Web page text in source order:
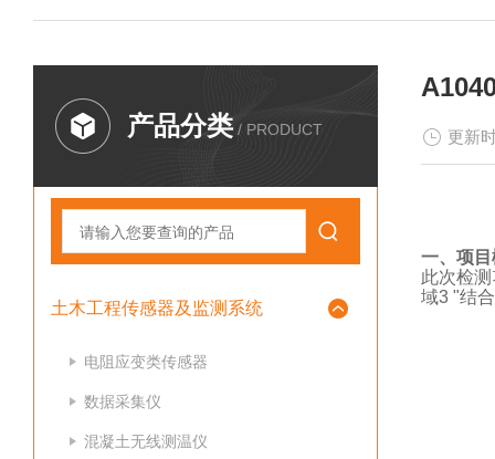
产品分类 / PRODUCT
土木工程传感器及监测系统
电阻应变类传感器
数据采集仪
混凝土无线测温仪
更新
一、项
此次检
域3 "结